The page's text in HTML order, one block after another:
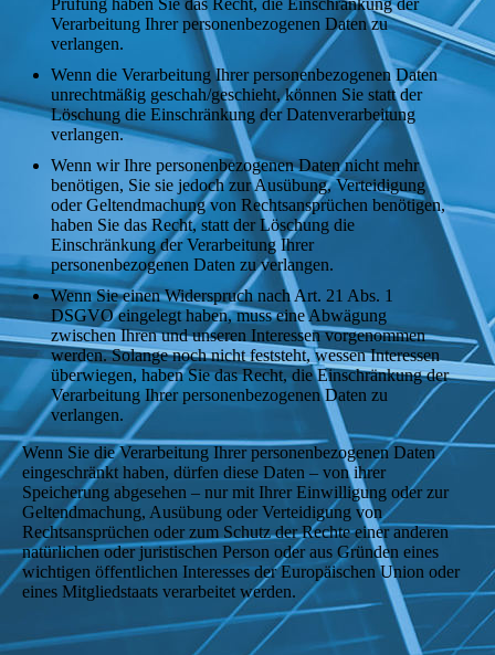
Verarbeitung Ihrer personenbezogenen Daten zu
verlangen.
Wenn die Verarbeitung Ihrer personenbezogenen Daten
unrechtmäßig geschah/geschieht, können Sie statt der
Löschung die Einschränkung der Datenverarbeitung
verlangen.
Wenn wir Ihre personenbezogenen Daten nicht mehr
benötigen, Sie sie jedoch zur Ausübung, Verteidigung
oder Geltendmachung von Rechtsansprüchen benötigen,
haben Sie das Recht, statt der Löschung die
Einschränkung der Verarbeitung Ihrer
personenbezogenen Daten zu verlangen.
Wenn Sie einen Widerspruch nach Art. 21 Abs. 1
DSGVO eingelegt haben, muss eine Abwägung
zwischen Ihren und unseren Interessen vorgenommen
werden. Solange noch nicht feststeht, wessen Interessen
überwiegen, haben Sie das Recht, die Einschränkung der
Verarbeitung Ihrer personenbezogenen Daten zu
verlangen.
Wenn Sie die Verarbeitung Ihrer personenbezogenen Daten
eingeschränkt haben, dürfen diese Daten – von ihrer
Speicherung abgesehen – nur mit Ihrer Einwilligung oder zur
Geltendmachung, Ausübung oder Verteidigung von
Rechtsansprüchen oder zum Schutz der Rechte einer anderen
natürlichen oder juristischen Person oder aus Gründen eines
wichtigen öffentlichen Interesses der Europäischen Union oder
eines Mitgliedstaats verarbeitet werden.